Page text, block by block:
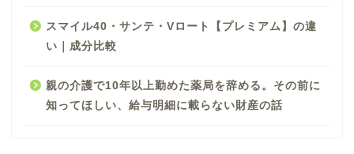
スマイル40・サンテ・Vロート【プレミアム】の違
い｜成分比較
親の介護で10年以上勤めた薬局を辞める。その前に
知ってほしい、給与明細に載らない財産の話